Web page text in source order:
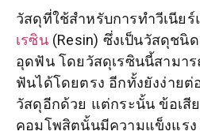
วัสดุที่ใช้สำหรับการทำวีเนีย
เรซิน(Resin) ซึ่งเป็นวัสดุชนิ
อุดฟัน โดยวัสดุเรซินนี้สามา
ฟันได้โดยตรง อีกทั้งยังง่ายต่
วัสดุอีกด้วย แต่กระนั้น ข้อเสี
คอมโพสิตนั้นมีความแข็งแร